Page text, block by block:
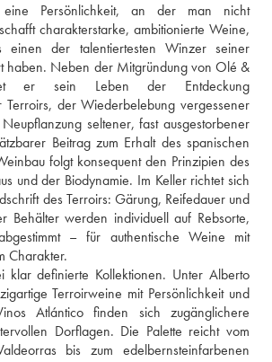
Persönlichkeit, an der man nicht
charakterstarke, ambitionierte Weine,
der talentiertesten Winzer seiner
haben. Neben der Mitgründung von Olé &
er sein Leben der Entdeckung
der Wiederbelebung vergessener
seltener, fast ausgestorbener
Beitrag zum Erhalt des spanischen
folgt konsequent den Prinzipien des
und der Biodynamie. Im Keller richtet sich
des Terroirs: Gärung, Reifedauer und
Behälter werden individuell auf Rebsorte,
– für authentische Weine mit
Charakter.
klar definierte Kollektionen. Unter Alberto
Terroirweine mit Persönlichkeit und
Atlántico finden sich zugänglichere
Dorflagen. Die Palette reicht vom
bis zum edelbernsteinfarbenen